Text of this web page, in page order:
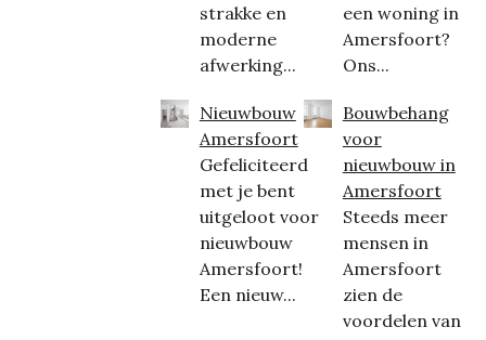
strakke en
moderne
afwerking...
Nieuwbouw
Amersfoort
Gefeliciteerd
met je bent
uitgeloot voor
nieuwbouw
Amersfoort!
Een nieuw...
een woning in
Amersfoort?
Ons...
Bouwbehang
voor
nieuwbouw in
Amersfoort
Steeds meer
mensen in
Amersfoort
zien de
voordelen van